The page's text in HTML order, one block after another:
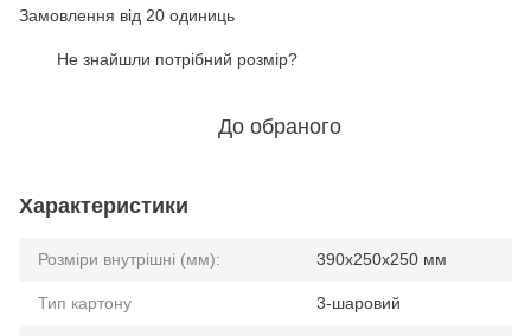
Замовлення від 20 одиниць
Не знайшли потрібний розмір?
До обраного
Характеристики
Розміри внутрішні (мм): 390x250x250 мм
Тип картону 3-шаровий